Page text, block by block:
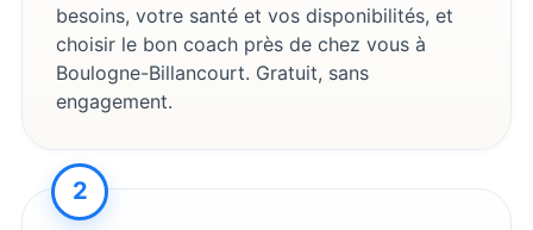
besoins, votre santé et vos disponibilités, et
choisir le bon coach près de chez vous à
Boulogne-Billancourt. Gratuit, sans
engagement.
2